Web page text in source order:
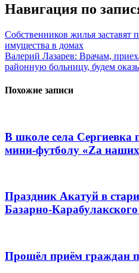
Навигация по
Собственников жилья заставят
имущества в домах
Валерий Лазарев: Врачам,
районную больницу, будем
Похожие записи
В школе села Сергиевка
мини-футболу «Zа
Праздник Акатуй в
Базарно-
Прошёл приём граждан